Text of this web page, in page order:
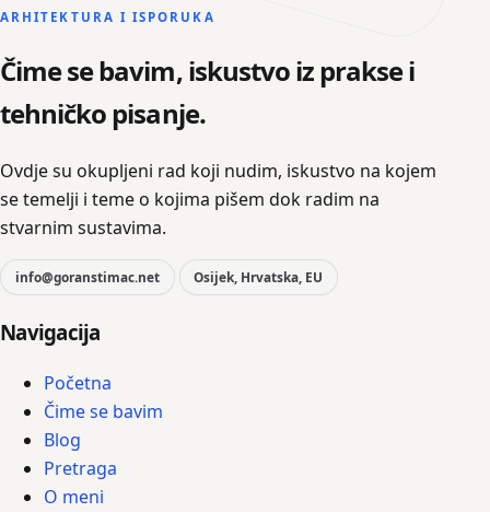
ARHITEKTURA I ISPORUKA
Čime se bavim, iskustvo iz prakse i
tehničko pisanje.
Ovdje su okupljeni rad koji nudim, iskustvo na kojem
se temelji i teme o kojima pišem dok radim na
stvarnim sustavima.
info@goranstimac.net Osijek, Hrvatska, EU
Navigacija
Početna
Čime se bavim
Blog
Pretraga
O meni